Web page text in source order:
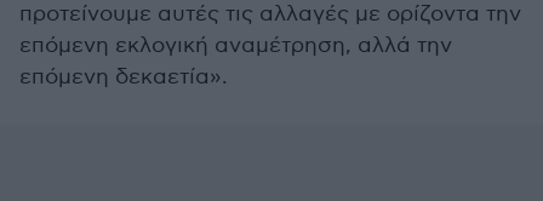
προτείνουμε αυτές τις αλλαγές με ορίζοντα την
επόμενη εκλογική αναμέτρηση, αλλά την
επόμενη δεκαετία».